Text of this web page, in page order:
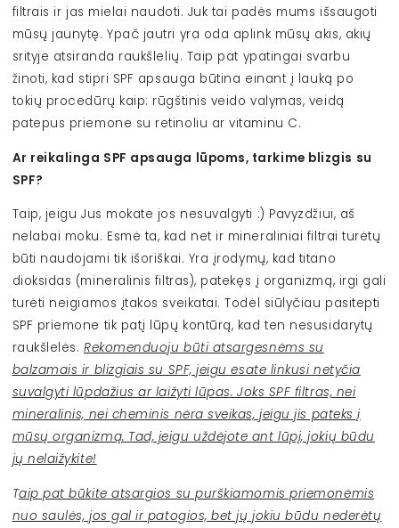
filtrais ir jas mielai naudoti. Juk tai padės mums išsaugoti
mūsų jaunytę. Ypač jautri yra oda aplink mūsų akis, akių
srityje atsiranda raukšlelių. Taip pat ypatingai svarbu
žinoti, kad stipri SPF apsauga būtina einant į lauką po
tokių procedūrų kaip: rūgštinis veido valymas, veidą
patepus priemone su retinoliu ar vitaminu C.
Ar reikalinga SPF apsauga lūpoms, tarkime blizgis su
SPF?
Taip, jeigu Jus mokate jos nesuvalgyti :) Pavyzdžiui, aš
nelabai moku. Esmė ta, kad net ir mineraliniai filtrai turėtų
būti naudojami tik išoriškai. Yra įrodymų, kad titano
dioksidas (mineralinis filtras), patekęs į organizmą, irgi gali
turėti neigiamos įtakos sveikatai. Todėl siūlyčiau pasitepti
SPF priemone tik patį lūpų kontūrą, kad ten nesusidarytų
raukšlelės. Rekomenduoju būti atsargesnėms su
balzamais ir blizgiais su SPF, jeigu esate linkusi netyčia
suvalgyti lūpdažius ar laižyti lūpas. Joks SPF filtras, nei
mineralinis, nei cheminis nėra sveikas, jeigu jis pateks į
mūsų organizmą. Tad, jeigu uždėjote ant lūpį, jokių būdu
jų nelaižykite!
Taip pat būkite atsargios su purškiamomis priemonėmis
nuo saulės, jos gal ir patogios, bet jų jokiu būdu nederėtų